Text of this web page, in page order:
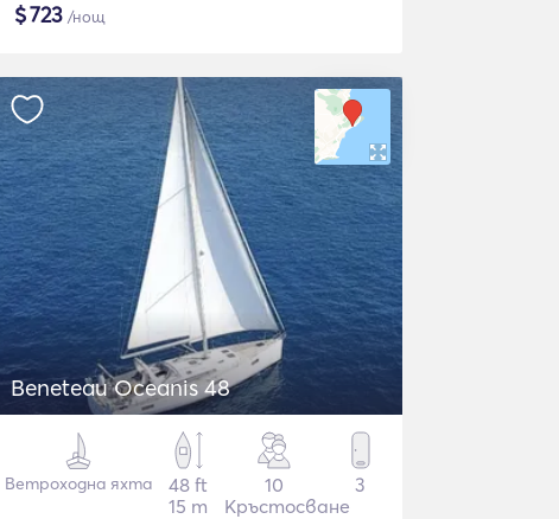
$723 /нощ
Beneteau Oceanis 48
Ветроходна яхта
48 ft
15 m
10
Кръстосване
3